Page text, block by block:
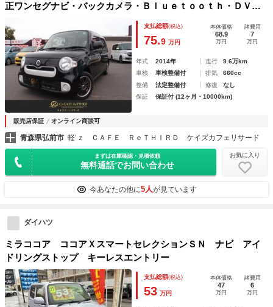
正ワンセグナビ・バックカメラ・Ｂｌｕｅｔｏｏｔｈ・ＤＶ
Ｄ 電動格納ミラー キーフリーキー
支払総額(税込)
75.9 万円
本体価格
68.9
万円
諸費用
7
万円
年式 2014年 走行
9.6万km
車検
車検整備付 排気
660cc
整備
法定整備付 修復
なし
保証
保証付 (12ヶ月・10000km)
販売店保証 オンライン商談可
青森県弘前市 軽’ｚ ＣＡＦＥ ＲｅＴＨＩＲＤ ケイズカフェリサード
まずは在庫確認・見積依頼
無料通話でお問い合わせ
お気に入り
今あなたの他に5人が見ています
ダイハツ
ミラココア ココアＸスマートセレクションＳＮ ナビ アイ
ドリングストップ キーレスエントリー
支払総額(税込)
53 万円
本体価格
47
万円
諸費用
6
万円